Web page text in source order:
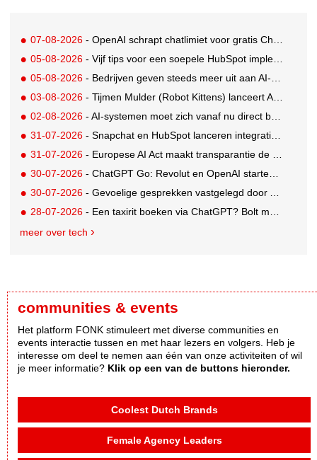
07-08-2026 - OpenAI schrapt chatlimiet voor gratis ChatGPT-gebruikers
05-08-2026 - Vijf tips voor een soepele HubSpot implementatie
05-08-2026 - Bedrijven geven steeds meer uit aan AI-native tools: Anthropic grootste stijger, OpenAI koploper
03-08-2026 - Tijmen Mulder (Robot Kittens) lanceert AI-assisted softwarebedrijf aiaicaptain
02-08-2026 - AI-systemen moet zich vanaf nu direct bekendmaken
31-07-2026 - Snapchat en HubSpot lanceren integratie voor soepelere leadconversie
31-07-2026 - Europese AI Act maakt transparantie de nieuwe standaard voor AI
30-07-2026 - ChatGPT Go: Revolut en OpenAI starten internationale samenwerking
30-07-2026 - Gevoelige gesprekken vastgelegd door AI: Kind & meer, Zij aan Zij en Aventurijn kiezen voor Notizy
28-07-2026 - Een taxirit boeken via ChatGPT? Bolt maakt het mogelijk
meer over tech
communities & events
Het platform FONK stimuleert met diverse communities en
events interactie tussen en met haar lezers en volgers. Heb je
interesse om deel te nemen aan één van onze activiteiten of wil
je meer informatie? Klik op een van de buttons hieronder.
Coolest Dutch Brands
Female Agency Leaders